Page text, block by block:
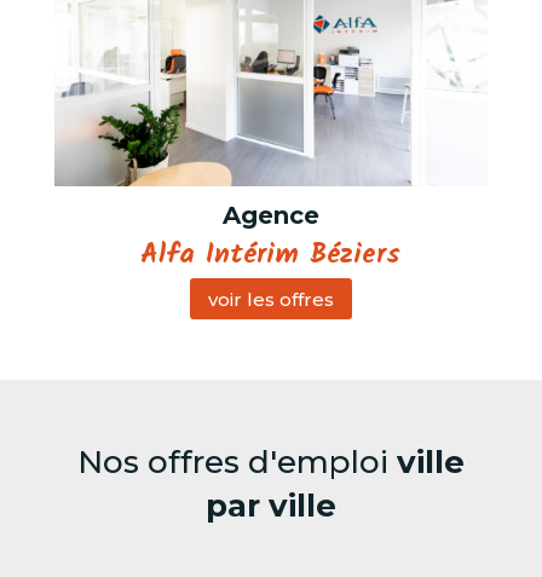
Agence
Alfa Intérim Béziers
voir les offres
Nos offres d'emploi ville
par ville